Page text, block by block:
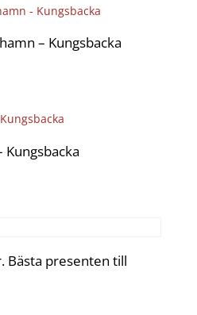
– Kungsbacka
Bästa presenten till